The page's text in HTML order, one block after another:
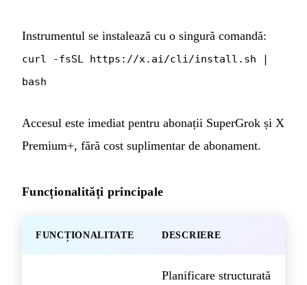
Instrumentul se instalează cu o singură comandă:
curl -fsSL https://x.ai/cli/install.sh |
bash
Accesul este imediat pentru abonații SuperGrok și X
Premium+, fără cost suplimentar de abonament.
Funcționalități principale
FUNCȚIONALITATE DESCRIERE
Planificare structurată